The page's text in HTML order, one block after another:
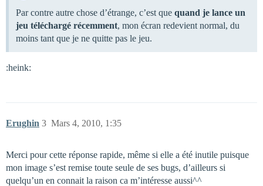
Par contre autre chose d’étrange, c’est que quand je lance un
jeu téléchargé récemment, mon écran redevient normal, du
moins tant que je ne quitte pas le jeu.
:heink:
Erughin Mars 4, 2010, 1:35
3
Merci pour cette réponse rapide, même si elle a été inutile puisque
mon image s’est remise toute seule de ses bugs, d’ailleurs si
quelqu’un en connait la raison ca m’intéresse aussi^^